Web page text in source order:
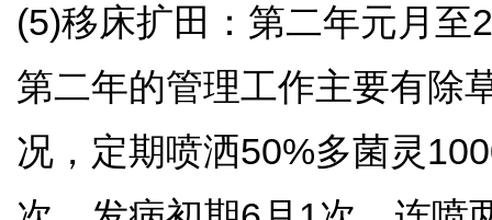
(5)移床扩田：第二年元月
第二年的管理工作主要有除
况，定期喷洒50%多菌灵